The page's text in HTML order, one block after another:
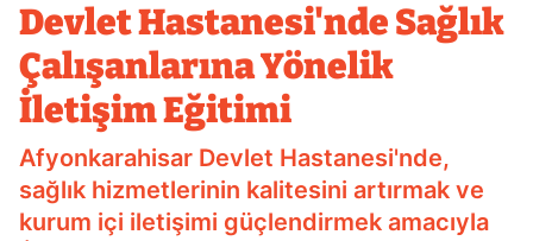
Devlet Hastanesi'nde Sağlık
Çalışanlarına Yönelik
İletişim Eğitimi
Afyonkarahisar Devlet Hastanesi'nde,
sağlık hizmetlerinin kalitesini artırmak ve
kurum içi iletişimi güçlendirmek amacıyla